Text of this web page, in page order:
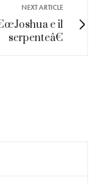
NEXT ARTICLE
e il
serpenteâ€